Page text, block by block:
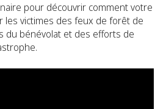
pour découvrir comment votre
les victimes des feux de forêt de
du bénévolat et des efforts de